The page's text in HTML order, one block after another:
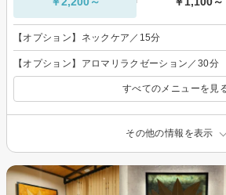
【オプション】ネックケア／15分
【オプション】アロマリラクゼーション／30分
すべてのメニューを見
その他の情報を表示